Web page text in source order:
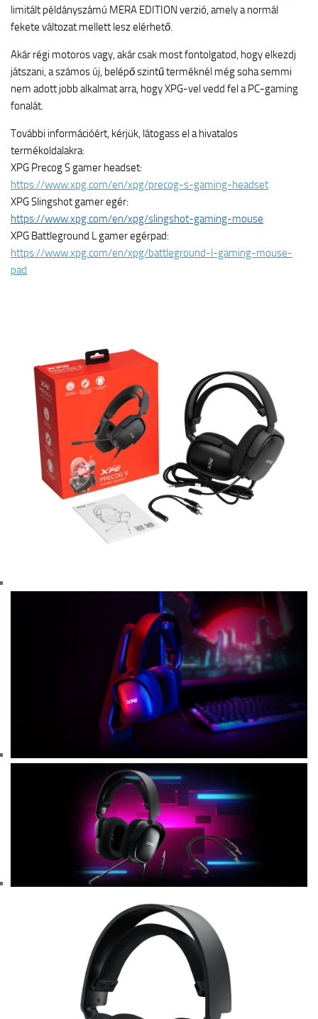
limitált példányszámú MERA EDITION verzió, amely a normál
fekete változat mellett lesz elérhető.
Akár régi motoros vagy, akár csak most fontolgatod, hogy elkezdj
játszani, a számos új, belépő szintű terméknél még soha semmi
nem adott jobb alkalmat arra, hogy XPG-vel vedd fel a PC-gaming
fonalát.
További információért, kérjük, látogass el a hivatalos
termékoldalakra:
XPG Precog S gamer headset:
https://www.xpg.com/en/xpg/precog-s-gaming-headset
XPG Slingshot gamer egér:
https://www.xpg.com/en/xpg/slingshot-gaming-mouse
XPG Battleground L gamer egérpad:
https://www.xpg.com/en/xpg/battleground-l-gaming-mouse-
pad